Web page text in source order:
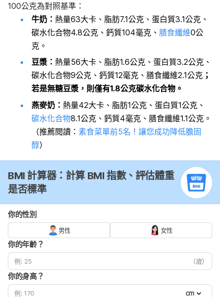
100公克為對照基準：
牛奶： 熱量63大卡、脂肪7.1公克、蛋白質3.1公克、
碳水化合物4.8公克、鈣質104毫克、 膳食纖維0公
克。
豆漿： 熱量56大卡、脂肪1.6公克、蛋白質3.2公克、
碳水化合物9公克、鈣質12毫克、膳食纖維2.1公克 ；
若是無糖豆漿，則僅有1.8公克碳水化合物。
燕麥奶： 熱量42大卡、脂肪1公克、蛋白質1公克、
碳水化合物8.1公克、鈣質4毫克、膳食纖維1.1公克。
（推薦閱讀： 素食菜單前5名！讓您成功降低膽固
醇）
BMI 計算器：計算 BMI 指數、評估體重
是否標準
你的性別
男性 女性
你的年齡？
（歲）
你的身高？
cm